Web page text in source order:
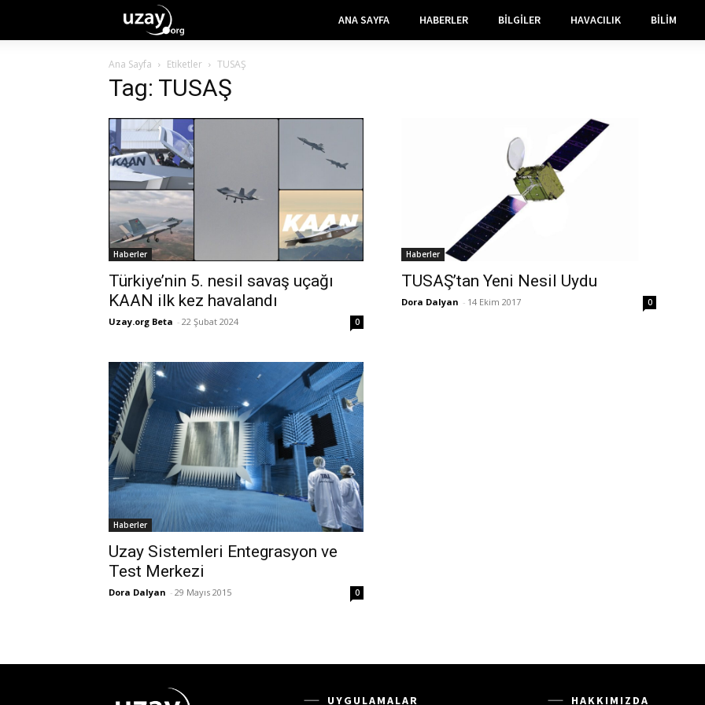
ANA SAYFA HABERLER BILGILER HAVACILIK BILIM
Ana Sayfa Etiketler TUSAŞ
Tag: TUSAŞ
Haberler
Türkiye’nin 5. nesil savaş uçağı
KAAN ilk kez havalandı
Uzay.org Beta - 22 Şubat 2024 0
Haberler
TUSAŞ’tan Yeni Nesil Uydu
Dora Dalyan - 14 Ekim 2017 0
Haberler
Uzay Sistemleri Entegrasyon ve
Test Merkezi
Dora Dalyan - 29 Mayıs 2015 0
UYGULAMALAR HAKKIMIZDA